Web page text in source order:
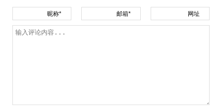
昵称* 邮箱* 网址